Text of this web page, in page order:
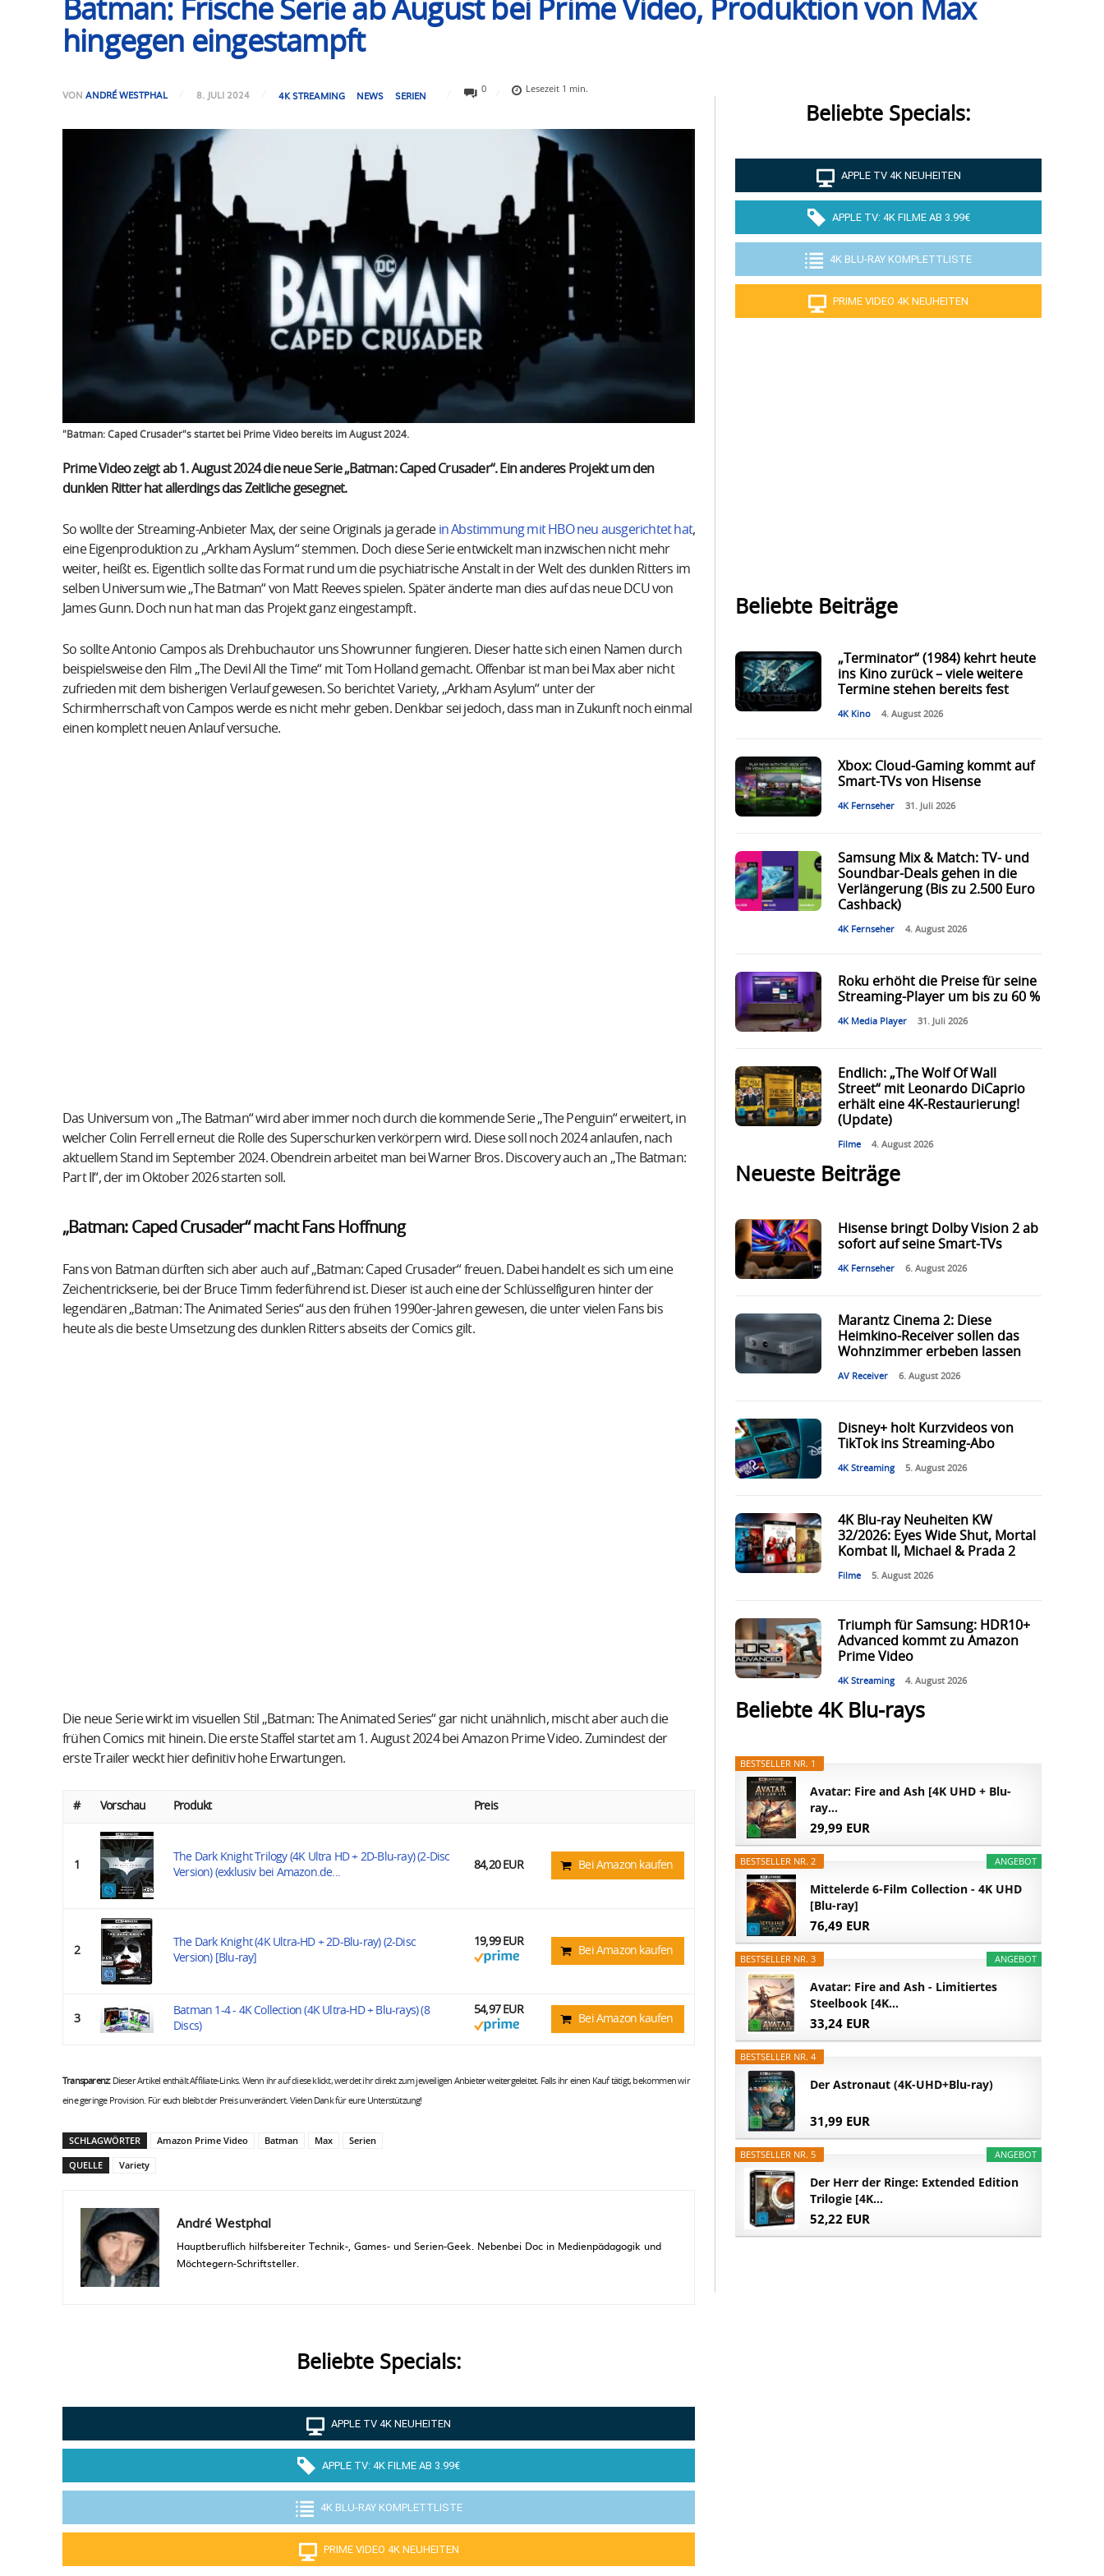
Batman: Frische Serie ab August bei Prime Video, Produktion von Max
hingegen eingestampft
VON ANDRÉ WESTPHAL 8. JULI 2024 4K STREAMING NEWS SERIEN
0 Lesezeit 1 min.
"Batman: Caped Crusader"s startet bei Prime Video bereits im August 2024.
Prime Video zeigt ab 1. August 2024 die neue Serie „Batman: Caped Crusader“. Ein anderes Projekt um den
dunklen Ritter hat allerdings das Zeitliche gesegnet.
So wollte der Streaming-Anbieter Max, der seine Originals ja gerade in Abstimmung mit HBO neu ausgerichtet hat,
eine Eigenproduktion zu „Arkham Ayslum“ stemmen. Doch diese Serie entwickelt man inzwischen nicht mehr
weiter, heißt es. Eigentlich sollte das Format rund um die psychiatrische Anstalt in der Welt des dunklen Ritters im
selben Universum wie „The Batman“ von Matt Reeves spielen. Später änderte man dies auf das neue DCU von
James Gunn. Doch nun hat man das Projekt ganz eingestampft.
So sollte Antonio Campos als Drehbuchautor uns Showrunner fungieren. Dieser hatte sich einen Namen durch
beispielsweise den Film „The Devil All the Time“ mit Tom Holland gemacht. Offenbar ist man bei Max aber nicht
zufrieden mit dem bisherigen Verlauf gewesen. So berichtet Variety, „Arkham Asylum“ unter der
Schirmherrschaft von Campos werde es nicht mehr geben. Denkbar sei jedoch, dass man in Zukunft noch einmal
einen komplett neuen Anlauf versuche.
Das Universum von „The Batman“ wird aber immer noch durch die kommende Serie „The Penguin“ erweitert, in
welcher Colin Ferrell erneut die Rolle des Superschurken verkörpern wird. Diese soll noch 2024 anlaufen, nach
aktuellem Stand im September 2024. Obendrein arbeitet man bei Warner Bros. Discovery auch an „The Batman:
Part II“, der im Oktober 2026 starten soll.
„Batman: Caped Crusader“ macht Fans Hoffnung
Fans von Batman dürften sich aber auch auf „Batman: Caped Crusader“ freuen. Dabei handelt es sich um eine
Zeichentrickserie, bei der Bruce Timm federführend ist. Dieser ist auch eine der Schlüsselfiguren hinter der
legendären „Batman: The Animated Series“ aus den frühen 1990er-Jahren gewesen, die unter vielen Fans bis
heute als die beste Umsetzung des dunklen Ritters abseits der Comics gilt.
Die neue Serie wirkt im visuellen Stil „Batman: The Animated Series“ gar nicht unähnlich, mischt aber auch die
frühen Comics mit hinein. Die erste Staffel startet am 1. August 2024 bei Amazon Prime Video. Zumindest der
erste Trailer weckt hier definitiv hohe Erwartungen.
# Vorschau Produkt Preis
1
The Dark Knight Trilogy (4K Ultra HD + 2D-Blu-ray) (2-Disc
Version) (exklusiv bei Amazon.de...
84,20 EUR Bei Amazon kaufen
2
The Dark Knight (4K Ultra-HD + 2D-Blu-ray) (2-Disc
Version) [Blu-ray]
19,99 EUR
Bei Amazon kaufen
3
Batman 1-4 - 4K Collection (4K Ultra-HD + Blu-rays) (8
Discs)
54,97 EUR
Bei Amazon kaufen
Transparenz:Dieser Artikel enthält Affiliate-Links. Wenn ihr auf diese klickt, werdet ihr direkt zum jeweiligen Anbieter weitergeleitet. Falls ihr einen Kauf tätigt, bekommen wir
eine geringe Provision. Für euch bleibt der Preis unverändert. Vielen Dank für eure Unterstützung!
SCHLAGWÖRTER Amazon Prime Video Batman Max
Serien
QUELLE
Variety
André Westphal
Hauptberuflich hilfsbereiter Technik-, Games- und Serien-Geek. Nebenbei Doc in Medienpädagogik und
Möchtegern-Schriftsteller.
Beliebte Specials:
APPLE TV 4K NEUHEITEN
APPLE TV: 4K FILME AB 3.99€
4K BLU-RAY KOMPLETTLISTE
PRIME VIDEO 4K NEUHEITEN
Beliebte Specials:
APPLE TV 4K NEUHEITEN
APPLE TV: 4K FILME AB 3.99€
4K BLU-RAY KOMPLETTLISTE
PRIME VIDEO 4K NEUHEITEN
Beliebte Beiträge
„Terminator“ (1984) kehrt heute
ins Kino zurück – viele weitere
Termine stehen bereits fest
4K Kino 4. August 2026
Xbox: Cloud-Gaming kommt auf
Smart-TVs von Hisense
4K Fernseher 31. Juli 2026
Samsung Mix & Match: TV- und
Soundbar-Deals gehen in die
Verlängerung (Bis zu 2.500 Euro
Cashback)
4K Fernseher 4. August 2026
Roku erhöht die Preise für seine
Streaming-Player um bis zu 60 %
4K Media Player 31. Juli 2026
Endlich: „The Wolf Of Wall
Street“ mit Leonardo DiCaprio
erhält eine 4K-Restaurierung!
(Update)
Filme 4. August 2026
Neueste Beiträge
Hisense bringt Dolby Vision 2 ab
sofort auf seine Smart-TVs
4K Fernseher 6. August 2026
Marantz Cinema 2: Diese
Heimkino-Receiver sollen das
Wohnzimmer erbeben lassen
AV Receiver 6. August 2026
Disney+ holt Kurzvideos von
TikTok ins Streaming-Abo
4K Streaming 5. August 2026
4K Blu-ray Neuheiten KW
32/2026: Eyes Wide Shut, Mortal
Kombat II, Michael & Prada 2
Filme 5. August 2026
Triumph für Samsung: HDR10+
Advanced kommt zu Amazon
Prime Video
4K Streaming 4. August 2026
Beliebte 4K Blu-rays
BESTSELLER NR. 1
Avatar: Fire and Ash [4K UHD + Blu-
ray...
29,99 EUR
ANGEBOT
BESTSELLER NR. 2
Mittelerde 6-Film Collection - 4K UHD
[Blu-ray]
76,49 EUR
ANGEBOT
BESTSELLER NR. 3
Avatar: Fire and Ash - Limitiertes
Steelbook [4K...
33,24 EUR
BESTSELLER NR. 4
Der Astronaut (4K-UHD+Blu-ray)
31,99 EUR
ANGEBOT
BESTSELLER NR. 5
Der Herr der Ringe: Extended Edition
Trilogie [4K...
52,22 EUR